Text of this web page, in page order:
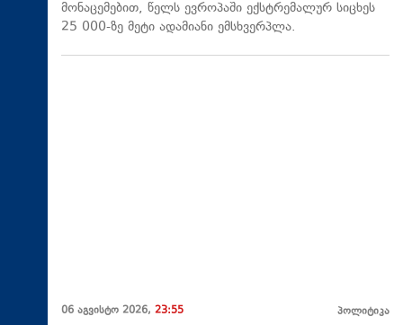
მონაცემებით, წელს ევროპაში ექსტრემალურ სიცხეს
25 000-ზე მეტი ადამიანი ემსხვერპლა.
06 აგვისტო 2026, 23:55 პოლიტიკა